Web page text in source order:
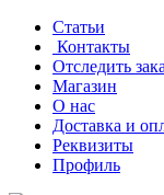
Перейти
навигации
Перейти
содержанию
Статьи
Контакты
Отследить
Магазин
О нас
Доставка и
Реквизиты
Профиль